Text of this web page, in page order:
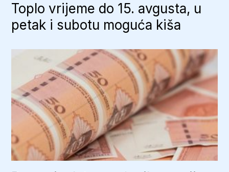
Toplo vrijeme do 15. avgusta, u
petak i subotu moguća kiša